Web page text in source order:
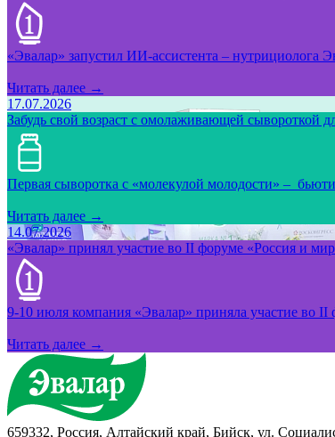
«Эвалар» запустил ИИ-ассистента – нутрициолога
Читать далее →
17.07.2026
Забудь свой возраст с омолаживающей сывороткой
Первая сыворотка с «молекулой молодости» –
Читать далее →
14.07.2026
«Эвалар» принял участие во II форуме «Россия и
9-10 июля компания «Эвалар» приняла участие во II
Читать далее →
659332, Россия, Алтайский край, Бийск, ул.